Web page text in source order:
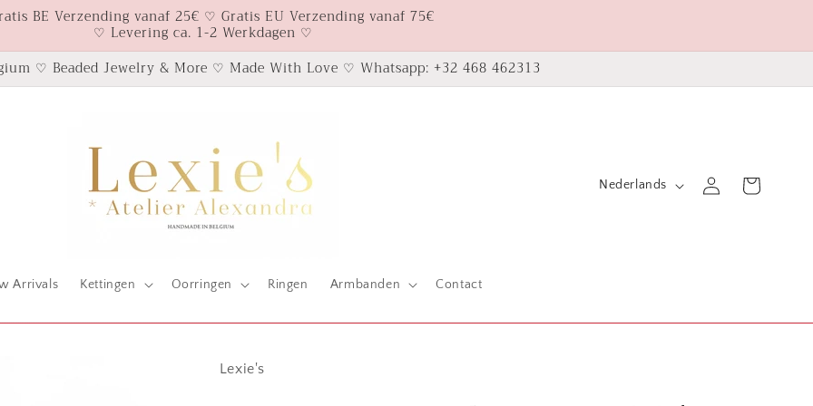
BE Verzending vanaf 25€ ♡ Gratis EU Verzending vanaf 75€
♡ Levering ca. 1-2 Werkdagen ♡
♡ Beaded Jewelry & More ♡ Made With Love ♡ Whatsapp: +32 468 462313
Arrivals Kettingen Oorringen Ringen Armbanden Contact
TNederlands InloggenWinkelwagen
Lexie's